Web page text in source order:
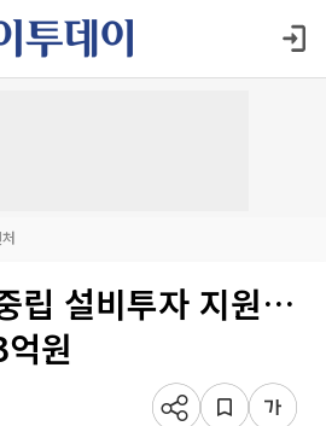
립 설비투자 지원…
원